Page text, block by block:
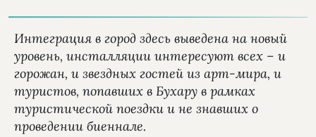
Интеграция в город здесь выведена на новый
уровень, инсталляции интересуют всех – и
горожан, и звездных гостей из арт-мира, и
туристов, попавших в Бухару в рамках
туристической поездки и не знавших о
проведении биеннале.